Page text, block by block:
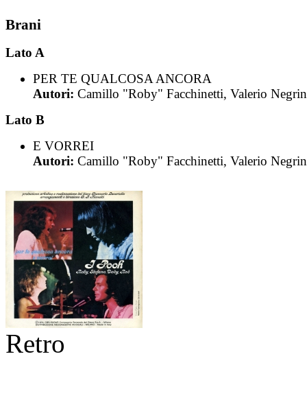
Brani
Lato A
PER TE QUALCOSA ANCORA
Autori: Camillo "Roby" Facchinetti, Valerio
Lato B
E VORREI
Autori: Camillo "Roby" Facchinetti, Valerio
Retro